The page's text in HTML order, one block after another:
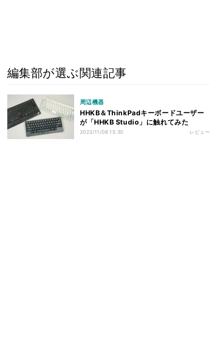
編集部が選ぶ関連記事
周辺機器
HHKB＆ThinkPadキーボードユーザー
が「HHKB Studio」に触れてみた
2023/11/06 15:30 レビュー